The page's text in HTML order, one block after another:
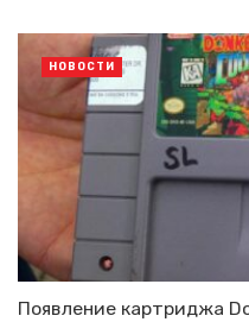
Появление картриджа
НОВОСТИ